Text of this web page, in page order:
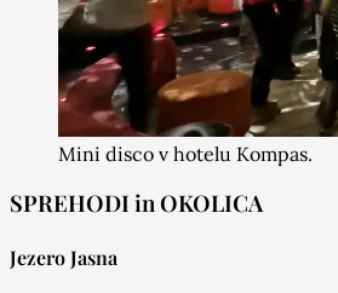
Mini disco v hotelu Kompas.
SPREHODI in OKOLICA
Jezero Jasna